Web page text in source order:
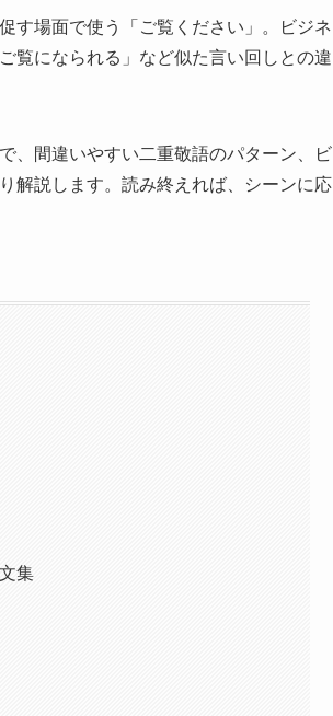
す場面で使う「ご覧ください」。ビジネ
覧になられる」など似た言い回しとの違
、間違いやすい二重敬語のパターン、ビ
解説します。読み終えれば、シーンに応
集